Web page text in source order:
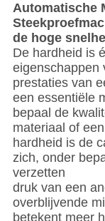
Automatische
de hoge
De hardheid is
eigenschappen
prestaties van
een essentiële
bepaal de
materiaal of
hardheid is de
zich, onder
verzetten
druk van een
overblijvende
betekent meer